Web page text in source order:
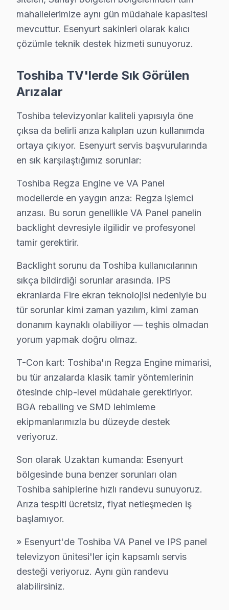
Esenyurt'da Selahaddin Eyyubi mahallesi için Toshiba
Esenyurt Toshiba Servis →
Sultaniye Toshiba Servis
Sultaniye Toshiba Açılmıyor Arıza →
Süleymaniye'de Toshiba TV ekranında çizgi, donma ya
Esenyurt TV Servis Merkezi →
Şehitler Toshiba Servis
Esenyurt TV Servis Merkezi →
Talatpaşa Toshiba Servis
Talatpaşa mahallesinde Toshiba TV arızaları için aynı
Toshiba Servis Merkezi →
Turgut Özal Toshiba Servis
Turgut Özal mahallesi Toshiba TV servis hattımız günlük
Toshiba Servis Merkezi →
Üçevler Toshiba Servis
Üçevler'de Toshiba TV güç kartı kondansatör şişmesi en
Esenyurt TV Servis Merkezi →
Yenikent Toshiba Servis
Esenyurt'da Yenikent mahallesi için Toshiba TV tamir
Esenyurt Toshiba Servis →
Yeşilkent Toshiba Servis
Yeşilkent'deki Toshiba TV kullanıcılarına ikinci el cihaz
Yunus Emre Toshiba Servis
Yunus Emre sakinleri için Toshiba TV tamir hizmetimiz:
Yunus Emre Toshiba Anakart Tamiri →
Zafer Toshiba Servis
Toshiba TV HDMI port arızası Zafer adresine gelen
Zafer Toshiba Anakart Tamiri →
mahallelerimize aynı gün müdahale kapasitesi
mevcuttur. Esenyurt sakinleri olarak kalıcı
çözümle teknik destek hizmeti sunuyoruz.
Toshiba TV'lerde Sık Görülen
Arızalar
Toshiba televizyonlar kaliteli yapısıyla öne
çıksa da belirli arıza kalıpları uzun kullanımda
ortaya çıkıyor. Esenyurt servis başvurularında
en sık karşılaştığımız sorunlar:
Toshiba Regza Engine ve VA Panel
modellerde en yaygın arıza: Regza işlemci
arızası. Bu sorun genellikle VA Panel panelin
backlight devresiyle ilgilidir ve profesyonel
tamir gerektirir.
Backlight sorunu da Toshiba kullanıcılarının
sıkça bildirdiği sorunlar arasında. IPS
ekranlarda Fire ekran teknolojisi nedeniyle bu
tür sorunlar kimi zaman yazılım, kimi zaman
donanım kaynaklı olabiliyor — teşhis olmadan
yorum yapmak doğru olmaz.
T-Con kart: Toshiba'ın Regza Engine mimarisi,
bu tür arızalarda klasik tamir yöntemlerinin
ötesinde chip-level müdahale gerektiriyor.
BGA reballing ve SMD lehimleme
ekipmanlarımızla bu düzeyde destek
veriyoruz.
Son olarak Uzaktan kumanda: Esenyurt
bölgesinde buna benzer sorunları olan
Toshiba sahiplerine hızlı randevu sunuyoruz.
Arıza tespiti ücretsiz, fiyat netleşmeden iş
başlamıyor.
» Esenyurt'de Toshiba VA Panel ve IPS panel
televizyon ünitesi'ler için kapsamlı servis
desteği veriyoruz. Aynı gün randevu
alabilirsiniz.